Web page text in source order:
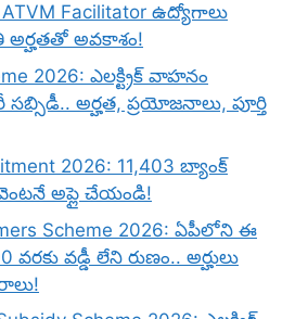
Facilitator ఉద్యోగాలు
అర్హతతో అవకాశం!
2026: ఎలక్ట్రిక్ వాహనం
సబ్సిడీ.. అర్హత, ప్రయోజనాలు, పూర్తి
2026: 11,403 బ్యాంక్
అప్లై చేయండి!
Scheme 2026: ఏపీలోని ఈ
వరకు వడ్డీ లేని రుణం.. అర్హులు